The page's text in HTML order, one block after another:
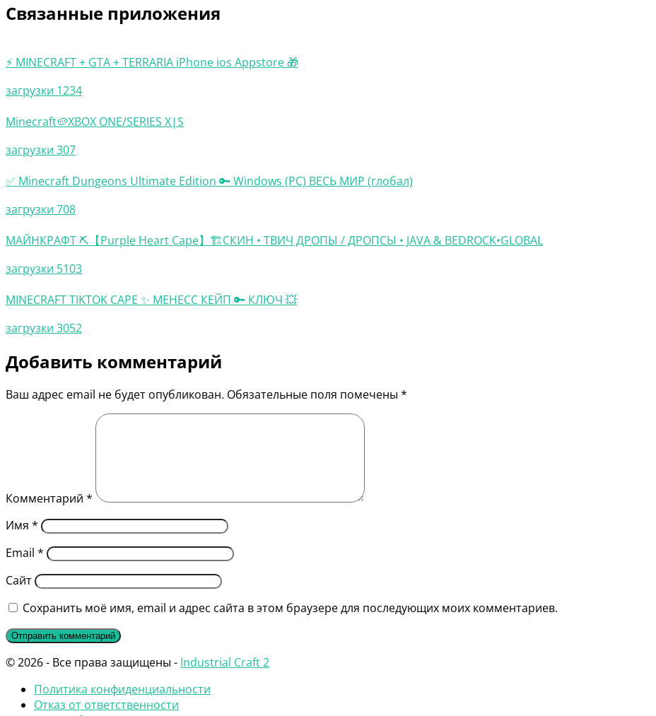
Связанные приложения
⚡️ MINECRAFT + GTA + TERRARIA iPhone ios Appstore 🎁
загрузки 1234
Minecraft🥔XBOX ONE/SERIES X|S
загрузки 307
✅ Minecraft Dungeons Ultimate Edition 🔑 Windows (PC) ВЕСЬ МИР (глобал)
загрузки 708
МАЙНКРАФТ ⛏️【Purple Heart Cape】🏗️СКИН • ТВИЧ ДРОПЫ / ДРОПСЫ • JAVA & BEDROCK•GLOBAL
загрузки 5103
MINECRAFT TIKTOK CAPE ✨ МЕНЕСС КЕЙП 🔑 КЛЮЧ 💥
загрузки 3052
Добавить комментарий
Ваш адрес email не будет опубликован. Обязательные поля помечены *
Комментарий *
Имя *
Email *
Сайт
Сохранить моё имя, email и адрес сайта в этом браузере для последующих моих комментариев.
© 2026 - Все права защищены - Industrial Craft 2
Политика конфиденциальности
Отказ от ответственности